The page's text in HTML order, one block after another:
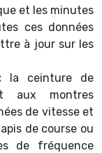
et les minutes
ces données
à jour sur les
la ceinture de
aux montres
de vitesse et
de course ou
de fréquence